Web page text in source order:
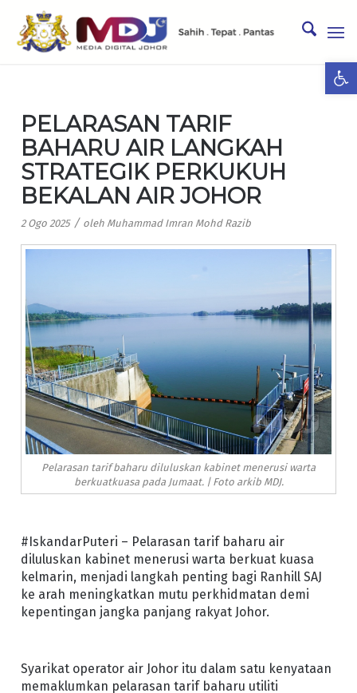
PELARASAN TARIF
BAHARU AIR LANGKAH
STRATEGIK PERKUKUH
BEKALAN AIR JOHOR
2 Ogo 2025 / oleh Muhammad Imran Mohd Razib
Pelarasan tarif baharu diluluskan kabinet menerusi warta
berkuatkuasa pada Jumaat. | Foto arkib MDJ.
#IskandarPuteri – Pelarasan tarif baharu air
diluluskan kabinet menerusi warta berkuat kuasa
kelmarin, menjadi langkah penting bagi Ranhill SAJ
ke arah meningkatkan mutu perkhidmatan demi
kepentingan jangka panjang rakyat Johor.
Syarikat operator air Johor itu dalam satu kenyataan
memaklumkan pelarasan tarif baharu utiliti